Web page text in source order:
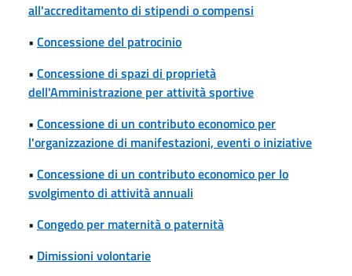
all'accreditamento di stipendi o compensi
• Concessione del patrocinio
• Concessione di spazi di proprietà
dell'Amministrazione per attività sportive
• Concessione di un contributo economico per
l'organizzazione di manifestazioni, eventi o iniziative
• Concessione di un contributo economico per lo
svolgimento di attività annuali
• Congedo per maternità o paternità
• Dimissioni volontarie